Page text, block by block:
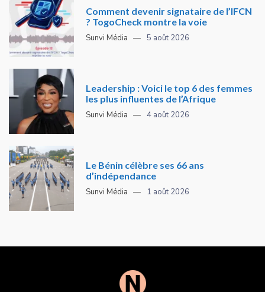
Comment devenir signataire de l’IFCN
? TogoCheck montre la voie
Sunvi Média 5 août 2026
Leadership : Voici le top 6 des femmes
les plus influentes de l’Afrique
Sunvi Média 4 août 2026
Le Bénin célèbre ses 66 ans
d’indépendance
Sunvi Média 1 août 2026